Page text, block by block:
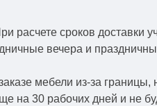
расчете сроков доставки
вечера и
мебели из-за
на 30 рабочих дней и не